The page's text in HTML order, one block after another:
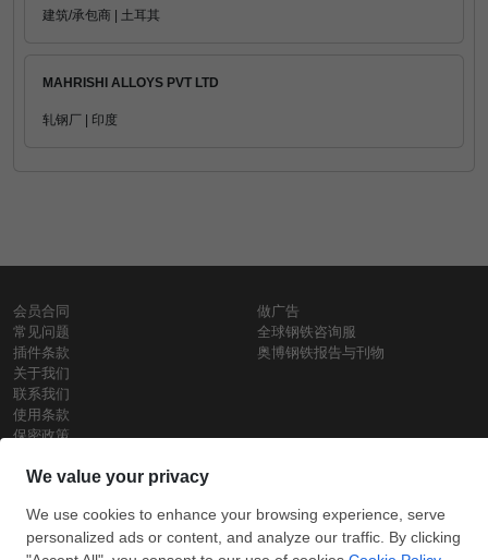
建筑/承包商 | 土耳其
MAHRISHI ALLOYS PVT LTD
轧钢厂 | 印度
会员合同
常见问题
插件条款
关于我们
联系我们
使用条款
保密政策
做广告
全球钢铁咨询服
奥博钢铁报告与刊物
铁价格
每日废钢价格
盘条价格
保留所有权利